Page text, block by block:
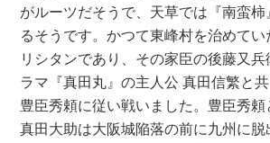
がルーツだそうで、天草では『南蛮
るそうです。かつて東峰村を治めてい
リシタンであり、その家臣の後藤又
ラマ『真田丸』の主人公 真田信繁と
豊臣秀頼に従い戦いました。豊臣秀
真田大助は大阪城陥落の前に九州に